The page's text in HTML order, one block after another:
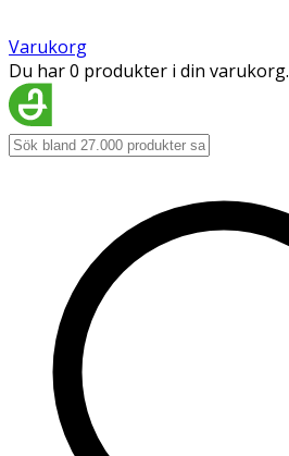
Varukorg
Du har 0 produkter i din varukorg.